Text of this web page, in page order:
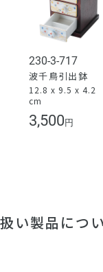
230-3-717
波千鳥引出鉢
12.8 x 9.5 x 4.2
cm
3,500 円
い製品につ